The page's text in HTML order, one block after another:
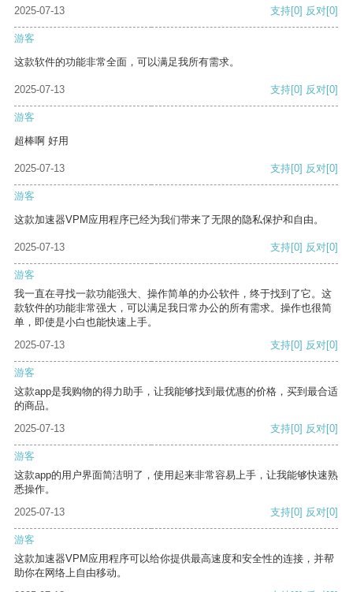
2025-07-13 支持[0] 反对[0]
游客
这款软件的功能非常全面，可以满足我所有需求。
2025-07-13 支持[0] 反对[0]
游客
超棒啊 好用
2025-07-13 支持[0] 反对[0]
游客
这款加速器VPM应用程序已经为我们带来了无限的隐私保护和自由。
2025-07-13 支持[0] 反对[0]
游客
我一直在寻找一款功能强大、操作简单的办公软件，终于找到了它。这
款软件的功能非常强大，可以满足我日常办公的所有需求。操作也很简
单，即使是小白也能快速上手。
2025-07-13
支持[0] 反对[0]
游客
这款app是我购物的得力助手，让我能够找到最优惠的价格，买到最合适
的商品。
2025-07-13
支持[0] 反对[0]
游客
这款app的用户界面简洁明了，使用起来非常容易上手，让我能够快速熟
悉操作。
2025-07-13
支持[0] 反对[0]
游客
这款加速器VPM应用程序可以给你提供最高速度和安全性的连接，并帮
助你在网络上自由移动。